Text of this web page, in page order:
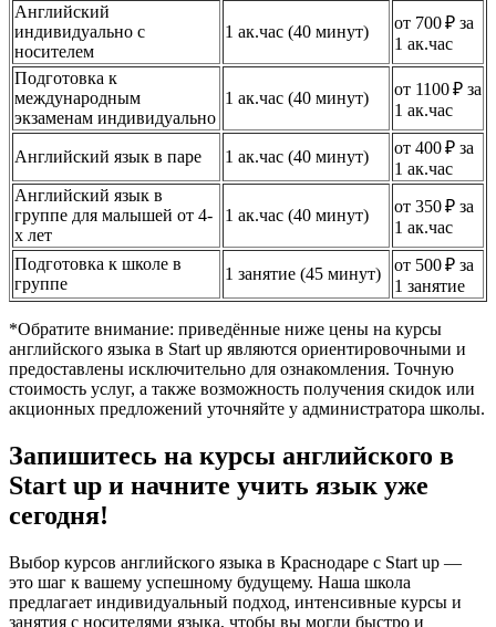
Английский
индивидуально с
носителем
1 ак.час (40 минут)
от 700 ₽ за
1 ак.час
Подготовка к
международным
экзаменам индивидуально
1 ак.час (40 минут)
от 1100 ₽ за
1 ак.час
Английский язык в паре 1 ак.час (40 минут)
от 400 ₽ за
1 ак.час
Английский язык в
группе для малышей от 4-
х лет
1 ак.час (40 минут)
от 350 ₽ за
1 ак.час
Подготовка к школе в
группе
1 занятие (45 минут)
от 500 ₽ за
1 занятие
*Обратите внимание: приведённые ниже цены на курсы
английского языка в Start up являются ориентировочными и
предоставлены исключительно для ознакомления. Точную
стоимость услуг, а также возможность получения скидок или
акционных предложений уточняйте у администратора школы.
Запишитесь на курсы английского в
Start up и начните учить язык уже
сегодня!
Выбор курсов английского языка в Краснодаре с Start up —
это шаг к вашему успешному будущему. Наша школа
предлагает индивидуальный подход, интенсивные курсы и
занятия с носителями языка, чтобы вы могли быстро и